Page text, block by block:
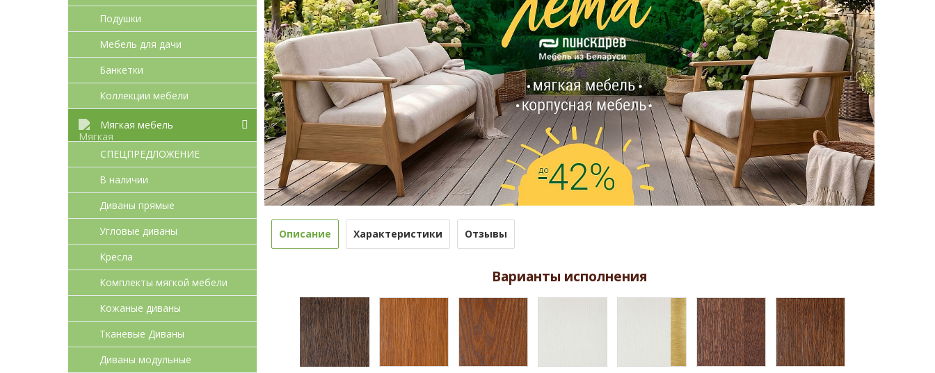
Подушки
Мебель для дачи
Банкетки
Коллекции мебели
Мягкая мебель
СПЕЦПРЕДЛОЖЕНИЕ
В наличии
Диваны прямые
Угловые диваны
Кресла
Комплекты мягкой мебели
Кожаные диваны
Тканевые Диваны
Диваны модульные
Описание Характеристики Отзывы
Варианты исполнения